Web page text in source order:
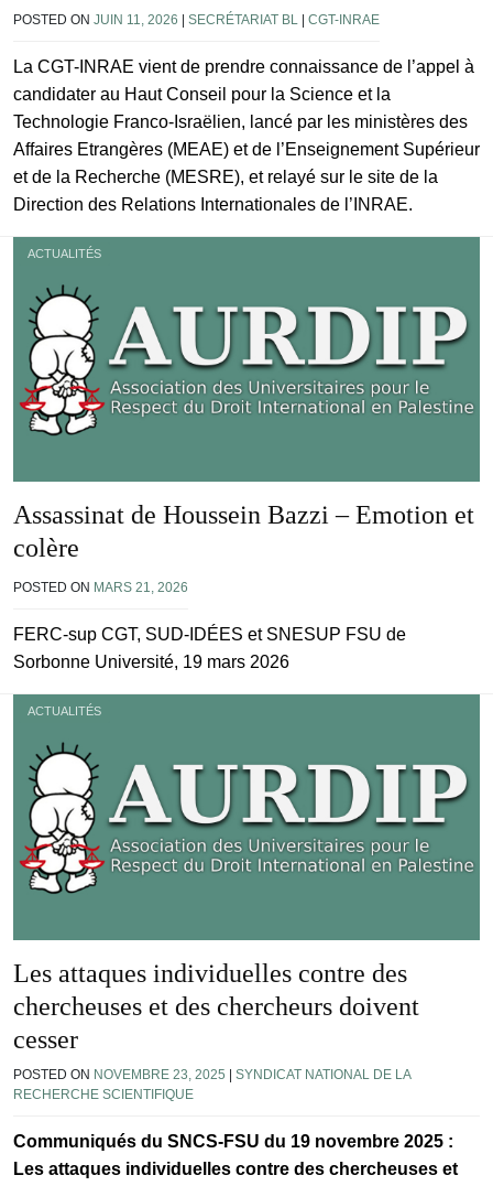
POSTED ON JUIN 11, 2026 | SECRÉTARIAT BL | CGT-INRAE
La CGT-INRAE vient de prendre connaissance de l’appel à
candidater au Haut Conseil pour la Science et la
Technologie Franco-Israëlien, lancé par les ministères des
Affaires Etrangères (MEAE) et de l’Enseignement Supérieur
et de la Recherche (MESRE), et relayé sur le site de la
Direction des Relations Internationales de l’INRAE.
ACTUALITÉS
Assassinat de Houssein Bazzi – Emotion et
colère
POSTED ON MARS 21, 2026
FERC-sup CGT, SUD-IDÉES et SNESUP FSU de
Sorbonne Université, 19 mars 2026
ACTUALITÉS
Les attaques individuelles contre des
chercheuses et des chercheurs doivent
cesser
POSTED ON NOVEMBRE 23, 2025 | SYNDICAT NATIONAL DE LA
RECHERCHE SCIENTIFIQUE
Communiqués du SNCS-FSU du 19 novembre 2025 :
Les attaques individuelles contre des chercheuses et